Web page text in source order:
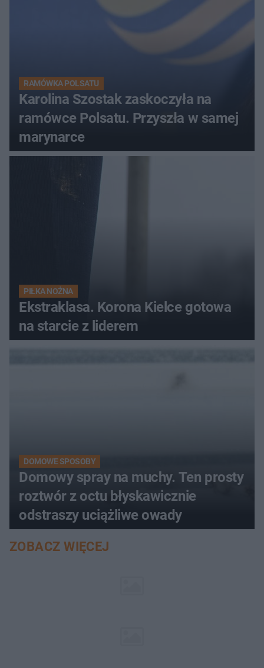
RAMÓWKA POLSATU
Karolina Szostak zaskoczyła na
ramówce Polsatu. Przyszła w samej
marynarce
PIŁKA NOŻNA
Ekstraklasa. Korona Kielce gotowa
na starcie z liderem
DOMOWE SPOSOBY
Domowy spray na muchy. Ten prosty
roztwór z octu błyskawicznie
odstraszy uciążliwe owady
ZOBACZ WIĘCEJ